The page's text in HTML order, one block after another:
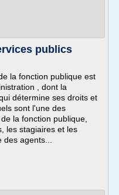
publics
la fonction publique est
, dont la
détermine ses droits et
sont l'une des
la fonction publique,
les stagiaires et les
agents...